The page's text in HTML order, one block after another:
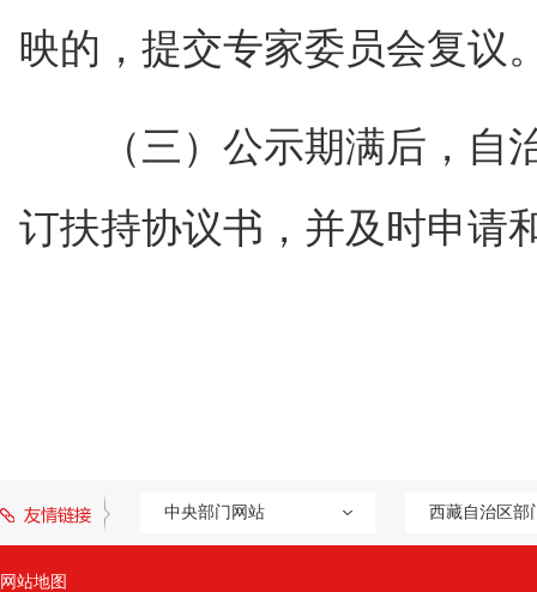
映的，提交专家委员会复议
（三）公示期满后，自治
订扶持协议书，并及时申请
中央部门网站 西藏自治区部
网站地图